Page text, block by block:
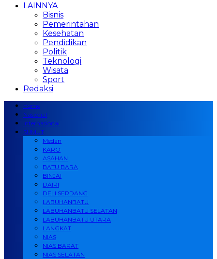
LAINNYA
Bisnis
Pemerintahan
Kesehatan
Pendidikan
Politik
Teknologi
Wisata
Sport
Redaksi
Home
Nasional
Internasional
SUMUT
Medan
KARO
ASAHAN
BATU BARA
BINJAI
DAIRI
DELI SERDANG
LABUHANBATU
LABUHANBATU SELATAN
LABUHANBATU UTARA
LANGKAT
NIAS
NIAS BARAT
NIAS SELATAN